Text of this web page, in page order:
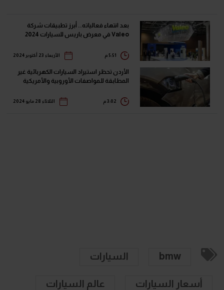
بعد انتهاء فعالياته.. أبرز تطبيقات شركة
Valeo في معرض باريس للسيارات 2024
الأربعاء 23 أكتوبر 2024
الأردن تحظر استيراد السيارات الكهربائية غير
المطابقة للمواصفات الأوروبية والأمريكية
الثلاثاء 28 مايو 2024
bmw السيارات
أسعار السيارات عالم السيارات